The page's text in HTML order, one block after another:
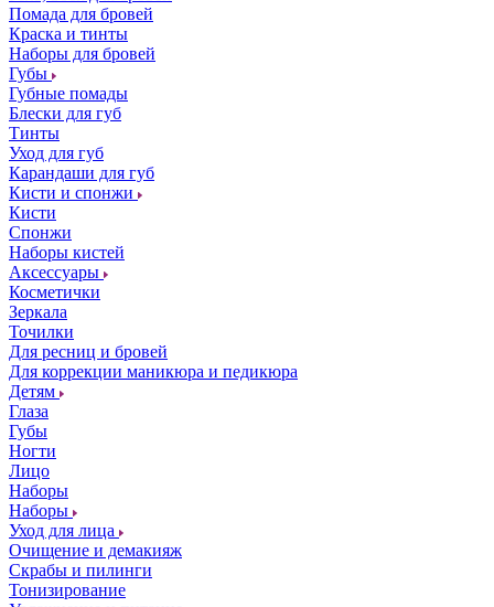
Помада для бровей
Краска и тинты
Наборы для бровей
Губы
Губные помады
Блески для губ
Тинты
Уход для губ
Карандаши для губ
Кисти и спонжи
Кисти
Спонжи
Наборы кистей
Аксессуары
Косметички
Зеркала
Точилки
Для ресниц и бровей
Для коррекции маникюра и педикюра
Детям
Глаза
Губы
Ногти
Лицо
Наборы
Наборы
Уход для лица
Очищение и демакияж
Скрабы и пилинги
Тонизирование